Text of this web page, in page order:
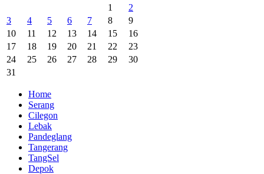
1
2
3
4 5 6 7 8
9
10
11 12 13 14 15
16
17
18 19 20 21 22
23
24
25 26 27 28 29
30
31
Home
Serang
Cilegon
Lebak
Pandeglang
Tangerang
TangSel
Depok